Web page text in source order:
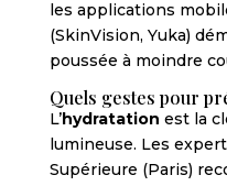
les applications
(SkinVision, Yuka)
poussée à moindre
Quels gestes pour
L’hydratation est la
lumineuse. Les
Supérieure (Paris)